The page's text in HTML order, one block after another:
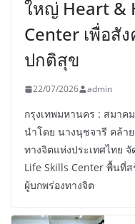
ใหญ่ Heart &
Center เพื่อสั
ปกติสุข
22/07/2026 admin
กรุงเทพมหานคร : สมาค
นำโดย นางนุชจารี คล้า
ทางจิตแห่งประเทศไทย
Life Skills Center พื้นที่
ผู้บกพร่องทางจิต